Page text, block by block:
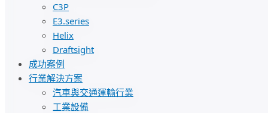
C3P
E3.series
Helix
Draftsight
成功案例
行業解決方案
汽車與交通運輸行業
工業設備